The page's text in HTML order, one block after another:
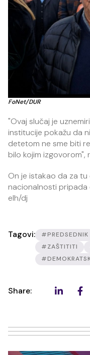
FoNet/DUR
"Ovaj slučaj je
institucije pokažu da
detetom ne sme biti
bilo kojim izgovorom",
On je istakao da za
nacionalnosti pripada
elh/dj
Tagovi: #PREDSEDNIK
#ZAŠTITITI
Share: